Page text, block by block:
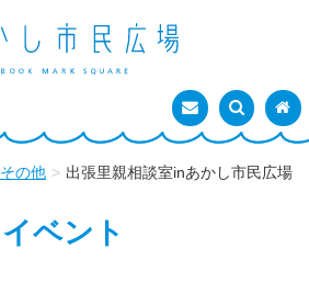
お問い合わせ
検索を表
ト
その他 出張里親相談室inあかし市民広場
イベント